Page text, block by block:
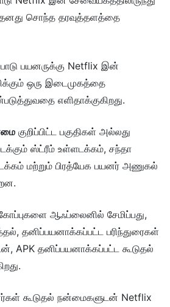
சொந்த தரவுத்தளத்தை
பயனருக்கு Netflix இன்
ஒரு இடைமுகத்தை
எளிதாக்குகிறது.
குறிப்பிட்ட பகுதிகள் அல்லது
ஸ்ட்ரீம் உள்ளடக்கம், சந்தா
மற்றும் பிரத்யேக பயனர் அணுகல்
ஆஃப்லைனில் சேமிப்பது,
தனிப்பயனாக்கப்பட்ட பரிந்துரைகள்
APK தனிப்பயனாக்கப்பட்ட கூடுதல்
கூடுதல் நன்மைகளுடன் Netflix